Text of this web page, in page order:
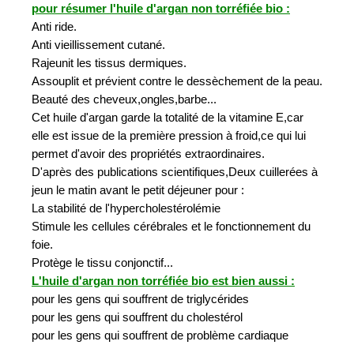
pour résumer l'huile d'argan non torréfiée bio :
Anti ride.
Anti vieillissement cutané.
Rajeunit les tissus dermiques.
Assouplit et prévient contre le dessèchement de la peau.
Beauté des cheveux,ongles,barbe...
Cet huile d'argan garde la totalité de la vitamine E,car
elle est issue de la première pression à froid,ce qui lui
permet d'avoir des propriétés extraordinaires.
D'après des publications scientifiques,Deux cuillerées à
jeun le matin avant le petit déjeuner pour :
La stabilité de l'hypercholestérolémie
Stimule les cellules cérébrales et le fonctionnement du
foie.
Protège le tissu conjonctif...
L'huile d'argan non torréfiée bio est bien aussi :
pour les gens qui souffrent de triglycérides
pour les gens qui souffrent du cholestérol
pour les gens qui souffrent de problème cardiaque